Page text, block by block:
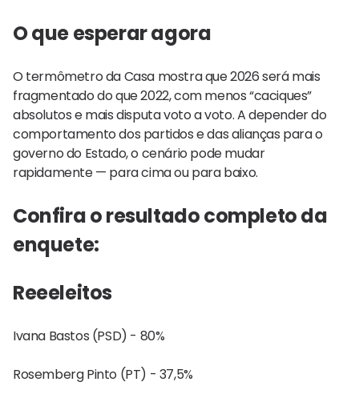
O que esperar agora
O termômetro da Casa mostra que 2026 será mais
fragmentado do que 2022, com menos “caciques”
absolutos e mais disputa voto a voto. A depender do
comportamento dos partidos e das alianças para o
governo do Estado, o cenário pode mudar
rapidamente — para cima ou para baixo.
Confira o resultado completo da
enquete:
Reeeleitos
Ivana Bastos (PSD) - 80%
Rosemberg Pinto (PT) - 37,5%